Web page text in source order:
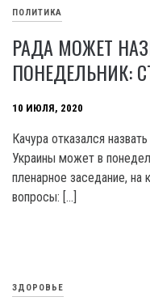
ПОЛИТИКА
РАДА МОЖЕТ
ПОНЕДЕЛЬНИК:
10 ИЮЛЯ, 2020
Качура отказался
Украины может в
пленарное заседание,
вопросы: […]
ЗДОРОВЬЕ